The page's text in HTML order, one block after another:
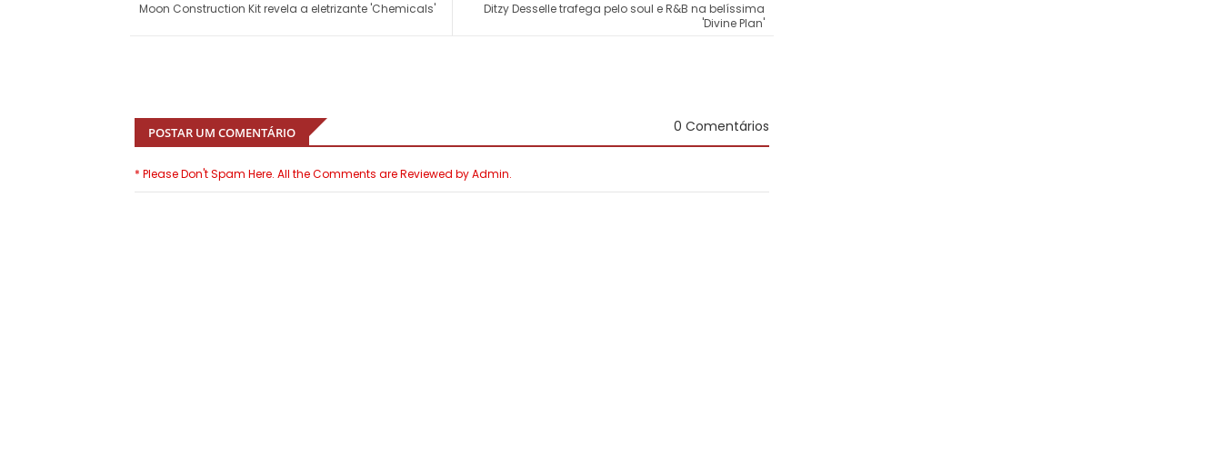
Ditzy Desselle trafega pelo soul e R&B na belíssima
'Divine Plan'
Moon Construction Kit revela a eletrizante 'Chemicals'
POSTAR UM COMENTÁRIO 0 Comentários
* Please Don't Spam Here. All the Comments are Reviewed by Admin.